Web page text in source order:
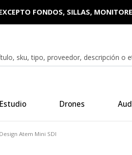
Drones
FONDOS, SILLAS,
Atem Mini SDI